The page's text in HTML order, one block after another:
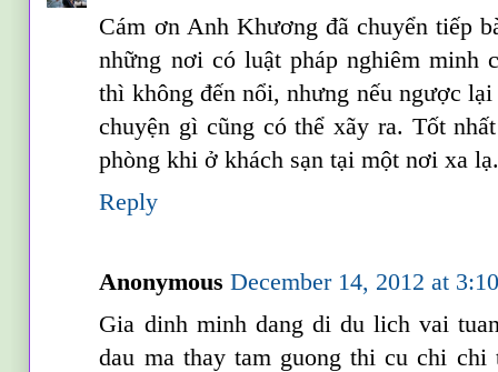
Cám ơn Anh Khương đã chuyển tiếp
những nơi có luật pháp nghiêm minh
thì không đến nổi, nhưng nếu ngược
chuyện gì cũng có thể xãy ra. Tốt
phòng khi ở khách sạn tại một nơi xa
Reply
Anonymous December 14, 2012 at
Gia dinh minh dang di du lich vai
dau ma thay tam guong thi cu chi